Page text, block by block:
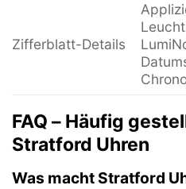
Zifferblatt-Details
FAQ – Häufig
Stratford Uhren
Was macht Stratford